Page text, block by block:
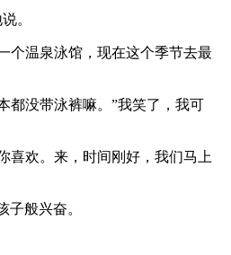
。
个温泉泳馆，现在这个季节去最
都没带泳裤嘛。”我笑了，我可
喜欢。来，时间刚好，我们马上
子般兴奋。